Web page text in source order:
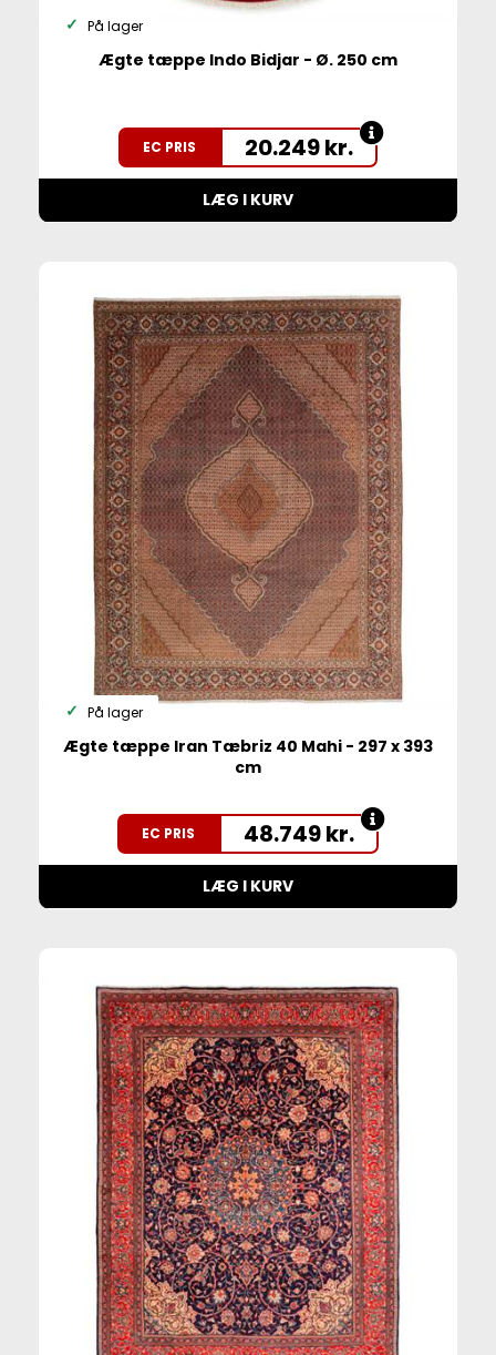
På lager
Ægte tæppe Indo Bidjar - Ø. 250 cm
EC PRIS 20.249kr.
LÆG I KURV
På lager
Ægte tæppe Iran Tæbriz 40 Mahi - 297 x 393
cm
EC PRIS 48.749kr.
LÆG I KURV